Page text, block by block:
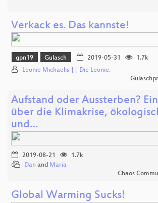
Verkack es. Das kannste!
gpn19 Gulasch 2019-05-31
1.7k
Leonie Michaelis || Die Leonie.
Aufstand oder Aussterben?
über die Klimakrise,
und…
2019-08-21
1.7k
Dan and Maria
Chaos
Global Warming Sucks!